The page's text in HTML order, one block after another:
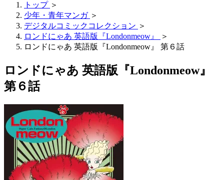
トップ ＞
少年・青年マンガ ＞
デジタルコミックコレクション ＞
ロンドにゃあ 英語版『Londonmeow』
＞
ロンドにゃあ 英語版『Londonmeow』 第６話
ロンドにゃあ 英語版『Londonmeow』
第６話